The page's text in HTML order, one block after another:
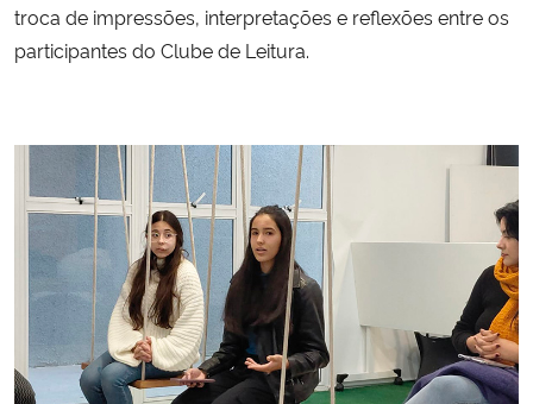
troca de impressões, interpretações e reflexões entre os
participantes do Clube de Leitura.